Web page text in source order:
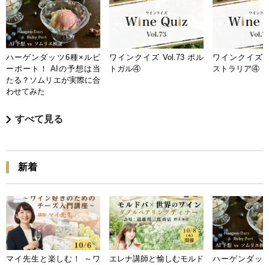
ハーゲンダッツ6種×ルビ
ーポート！ AIの予想は当
たる？ソムリエが実際に合
わせてみた
ワインクイズ Vol.73 ポル
トガル④
ワインクイズ
ストラリア④
すべて見る
新着
マイ先生と楽しむ！ ～ワ
エレナ講師と愉しむモルド
ハーゲンダッ